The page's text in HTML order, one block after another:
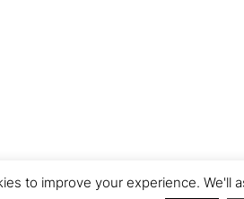
to improve your experience. We'll